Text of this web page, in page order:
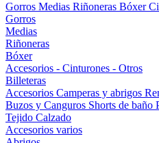
Gorros Medias Riñoneras Bóxer
Gorros
Medias
Riñoneras
Bóxer
Accesorios - Cinturones - Otros
Billeteras
Accesorios Camperas y abrigos
Buzos y Canguros Shorts de baño
Tejido Calzado
Accesorios varios